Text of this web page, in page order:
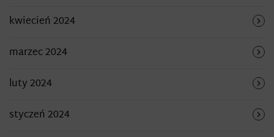
kwiecień 2024
marzec 2024
luty 2024
styczeń 2024